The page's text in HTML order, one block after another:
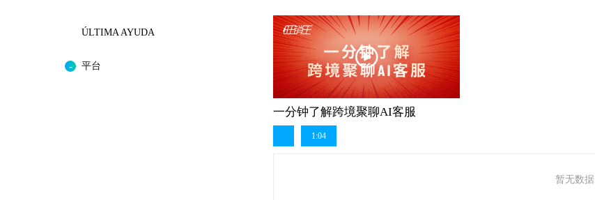
ÚLTIMA AYUDA
平台
一分钟了解跨境聚聊AI客服
1:04
暂无数据